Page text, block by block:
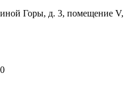
Горы, д. 3, помещение V,